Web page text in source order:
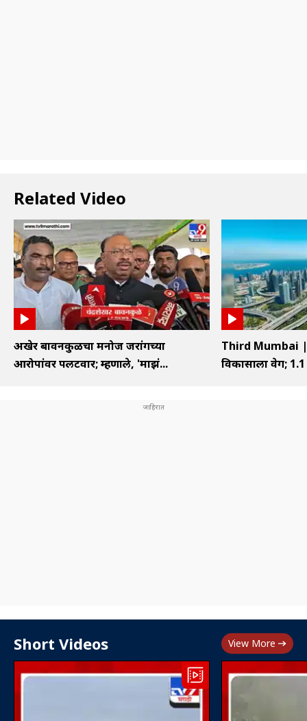
Related Video
अखेर बावनकुळेंचा मनोज जरांगेंच्या
आरोपांवर पलटवार; म्हणाले, 'माझं...
Third Mumbai |
विकासाला वेग;
Short Videos View More